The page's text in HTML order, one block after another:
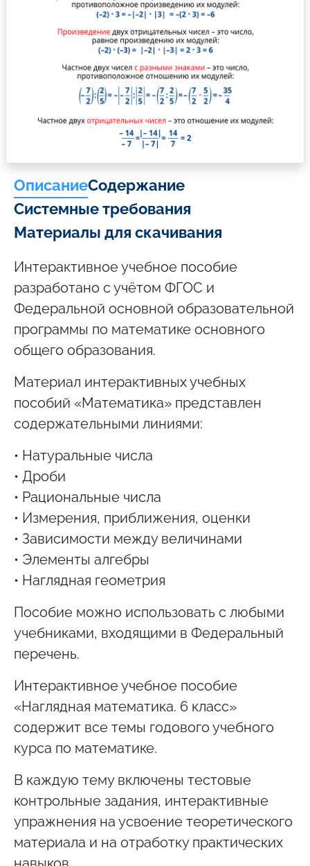
ОписаниеСодержание
Системные требования
Материалы для скачивания
Интерактивное учебное пособие
разработано с учётом ФГОС и
Федеральной основной образовательной
программы по математике основного
общего образования.
Материал интерактивных учебных
пособий «Математика» представлен
содержательными линиями:
• Натуральные числа
• Дроби
• Рациональные числа
• Измерения, приближения, оценки
• Зависимости между величинами
• Элементы алгебры
• Наглядная геометрия
Пособие можно использовать с любыми
учебниками, входящими в Федеральный
перечень.
Интерактивное учебное пособие
«Наглядная математика. 6 класс»
содержит все темы годового учебного
курса по математике.
В каждую тему включены тестовые
контрольные задания, интерактивные
упражнения на усвоение теоретического
материала и на отработку практических